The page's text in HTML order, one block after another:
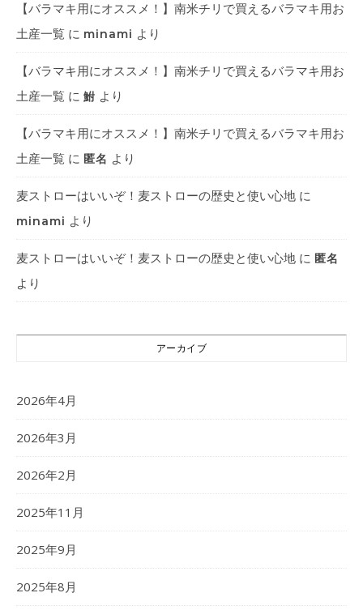
【バラマキ用にオススメ！】南米チリで買えるバラマキ用お
土産一覧 に minami より
【バラマキ用にオススメ！】南米チリで買えるバラマキ用お
土産一覧 に 鮒 より
【バラマキ用にオススメ！】南米チリで買えるバラマキ用お
土産一覧 に 匿名 より
麦ストローはいいぞ！麦ストローの歴史と使い心地 に
minami より
麦ストローはいいぞ！麦ストローの歴史と使い心地 に 匿名
より
アーカイブ
2026年4月
2026年3月
2026年2月
2025年11月
2025年9月
2025年8月